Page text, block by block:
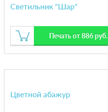
Светильник "Шар"
Печать от 886 руб.
Цветной абажур